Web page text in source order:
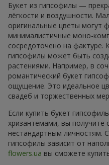
Букет из гипсофилы —
лёгкости и воздушности.
оригинальные цветы могут
минималистичные моно-
сосредоточено на фактуре.
гипсофилы может быть
растениями. Например, в
романтический букет
ощущение. Это идеальное
свадеб и торжественных
Если купить букет
хризантемами, вы получите
нестандартным личностям.
гипсофилы зависит от
flowers.ua вы сможете